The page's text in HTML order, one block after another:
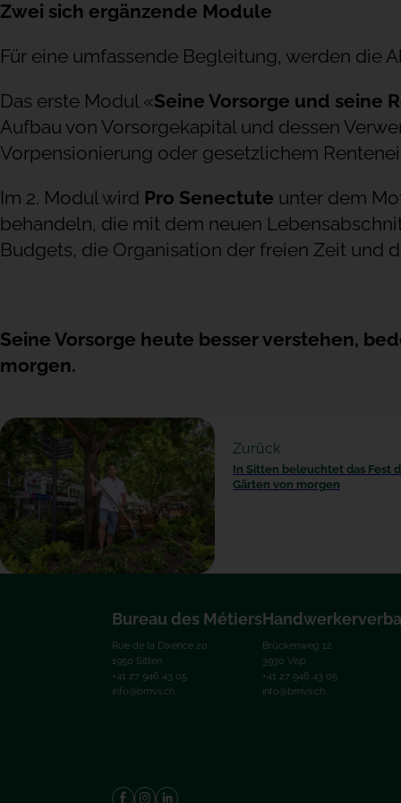
Zwei sich ergänzende Module
Für eine umfassende Begleitung, werden die
Das erste Modul «Seine Vorsorge und seine
Aufbau von Vorsorgekapital und dessen
Vorpensionierung oder gesetzlichem
Im 2. Modul wird Pro Senectute unter dem
behandeln, die mit dem neuen
Budgets, die Organisation der freien Zeit und
Seine Vorsorge heute besser verstehen,
morgen.
Zurück
In Sitten beleuchtet das Fest
Gärten von morgen
Bureau des Métiers
Rue de la Dixence 20
1950 Sitten
+41 27 946 43 05
info@bmvs.ch
Brückenweg 12
3930 Visp
+41 27 946 43 05
info@bmvs.ch